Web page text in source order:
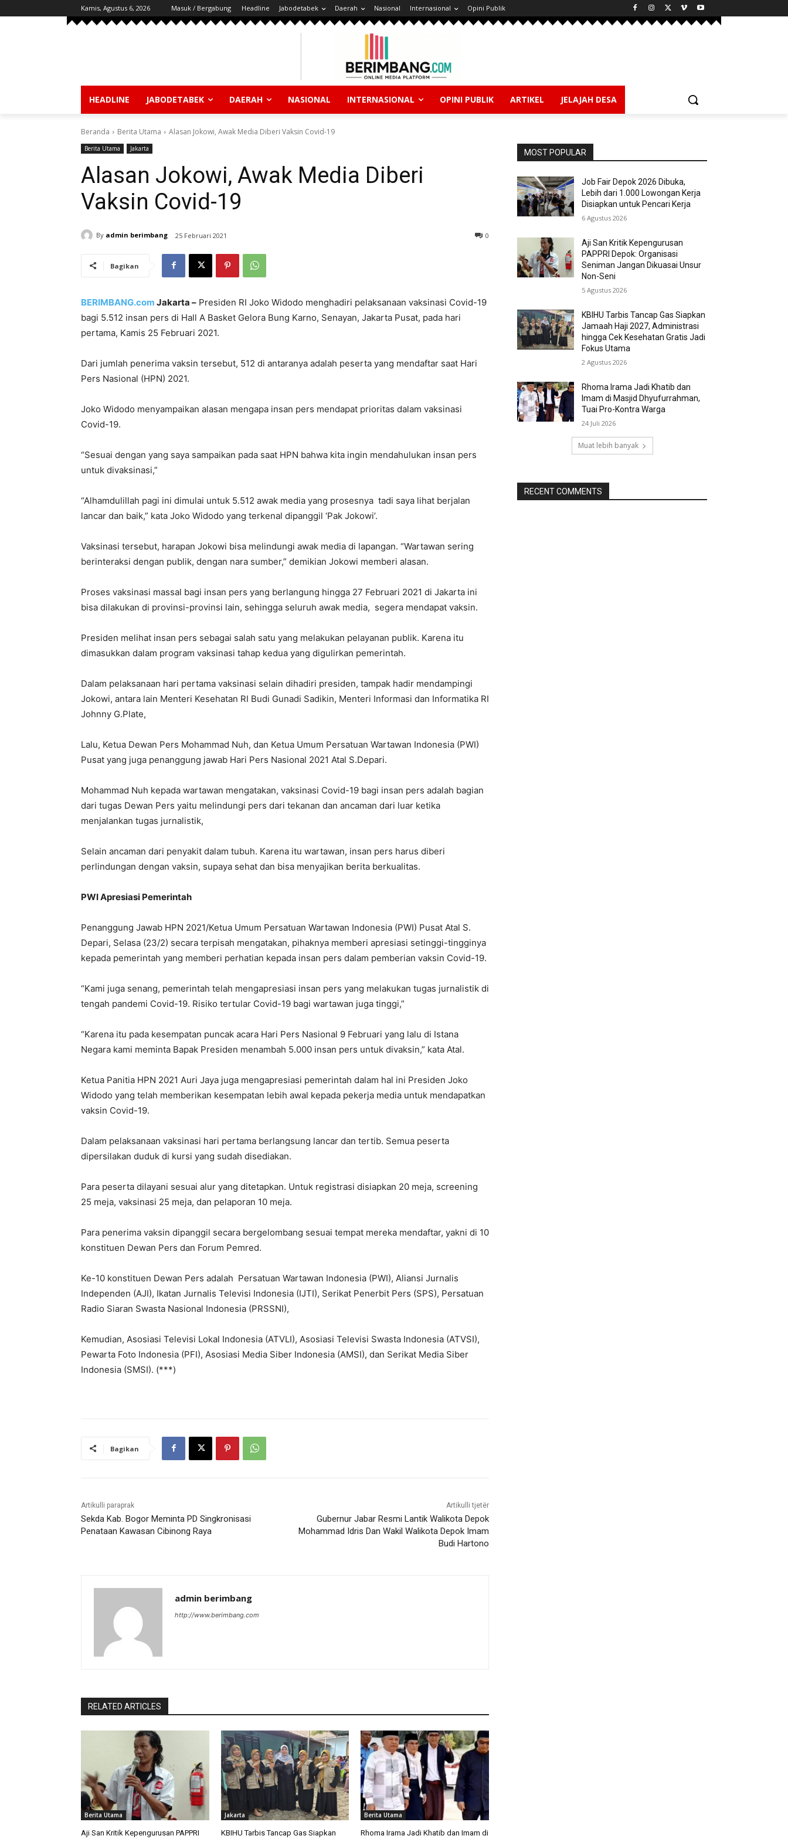
Kamis, Agustus 6, 2026 Masuk / Bergabung Headline Jabodetabek Daerah Nasional Internasional Opini Publik
HEADLINE JABODETABEK DAERAH NASIONAL INTERNASIONAL OPINI PUBLIK ARTIKEL JELAJAH DESA
Beranda Berita Utama Alasan Jokowi, Awak Media Diberi Vaksin Covid-19
Berita Utama Jakarta
Alasan Jokowi, Awak Media Diberi
Vaksin Covid-19
By admin berimbang 25 Februari 2021 0
Bagikan
BERIMBANG.com Jakarta – Presiden RI Joko Widodo menghadiri pelaksanaan vaksinasi Covid-19
bagi 5.512 insan pers di Hall A Basket Gelora Bung Karno, Senayan, Jakarta Pusat, pada hari
pertama, Kamis 25 Februari 2021.
Dari jumlah penerima vaksin tersebut, 512 di antaranya adalah peserta yang mendaftar saat Hari
Pers Nasional (HPN) 2021.
Joko Widodo menyampaikan alasan mengapa insan pers mendapat prioritas dalam vaksinasi
Covid-19.
“Sesuai dengan yang saya sampaikan pada saat HPN bahwa kita ingin mendahulukan insan pers
untuk divaksinasi,”
“Alhamdulillah pagi ini dimulai untuk 5.512 awak media yang prosesnya tadi saya lihat berjalan
lancar dan baik,” kata Joko Widodo yang terkenal dipanggil ‘Pak Jokowi’.
Vaksinasi tersebut, harapan Jokowi bisa melindungi awak media di lapangan. “Wartawan sering
berinteraksi dengan publik, dengan nara sumber,” demikian Jokowi memberi alasan.
Proses vaksinasi massal bagi insan pers yang berlangung hingga 27 Februari 2021 di Jakarta ini
bisa dilakukan di provinsi-provinsi lain, sehingga seluruh awak media, segera mendapat vaksin.
Presiden melihat insan pers sebagai salah satu yang melakukan pelayanan publik. Karena itu
dimasukkan dalam program vaksinasi tahap kedua yang digulirkan pemerintah.
Dalam pelaksanaan hari pertama vaksinasi selain dihadiri presiden, tampak hadir mendampingi
Jokowi, antara lain Menteri Kesehatan RI Budi Gunadi Sadikin, Menteri Informasi dan Informatika RI
Johnny G.Plate,
Lalu, Ketua Dewan Pers Mohammad Nuh, dan Ketua Umum Persatuan Wartawan Indonesia (PWI)
Pusat yang juga penanggung jawab Hari Pers Nasional 2021 Atal S.Depari.
Mohammad Nuh kepada wartawan mengatakan, vaksinasi Covid-19 bagi insan pers adalah bagian
dari tugas Dewan Pers yaitu melindungi pers dari tekanan dan ancaman dari luar ketika
menjalankan tugas jurnalistik,
Selain ancaman dari penyakit dalam tubuh. Karena itu wartawan, insan pers harus diberi
perlindungan dengan vaksin, supaya sehat dan bisa menyajikan berita berkualitas.
PWI Apresiasi Pemerintah
Penanggung Jawab HPN 2021/Ketua Umum Persatuan Wartawan Indonesia (PWI) Pusat Atal S.
Depari, Selasa (23/2) secara terpisah mengatakan, pihaknya memberi apresiasi setinggi-tingginya
kepada pemerintah yang memberi perhatian kepada insan pers dalam pemberian vaksin Covid-19.
“Kami juga senang, pemerintah telah mengapresiasi insan pers yang melakukan tugas jurnalistik di
tengah pandemi Covid-19. Risiko tertular Covid-19 bagi wartawan juga tinggi,”
“Karena itu pada kesempatan puncak acara Hari Pers Nasional 9 Februari yang lalu di Istana
Negara kami meminta Bapak Presiden menambah 5.000 insan pers untuk divaksin,” kata Atal.
Ketua Panitia HPN 2021 Auri Jaya juga mengapresiasi pemerintah dalam hal ini Presiden Joko
Widodo yang telah memberikan kesempatan lebih awal kepada pekerja media untuk mendapatkan
vaksin Covid-19.
Dalam pelaksanaan vaksinasi hari pertama berlangsung lancar dan tertib. Semua peserta
dipersilakan duduk di kursi yang sudah disediakan.
Para peserta dilayani sesuai alur yang ditetapkan. Untuk registrasi disiapkan 20 meja, screening
25 meja, vaksinasi 25 meja, dan pelaporan 10 meja.
Para penerima vaksin dipanggil secara bergelombang sesuai tempat mereka mendaftar, yakni di 10
konstituen Dewan Pers dan Forum Pemred.
Ke-10 konstituen Dewan Pers adalah Persatuan Wartawan Indonesia (PWI), Aliansi Jurnalis
Independen (AJI), Ikatan Jurnalis Televisi Indonesia (IJTI), Serikat Penerbit Pers (SPS), Persatuan
Radio Siaran Swasta Nasional Indonesia (PRSSNI),
Kemudian, Asosiasi Televisi Lokal Indonesia (ATVLI), Asosiasi Televisi Swasta Indonesia (ATVSI),
Pewarta Foto Indonesia (PFI), Asosiasi Media Siber Indonesia (AMSI), dan Serikat Media Siber
Indonesia (SMSI). (***)
Bagikan
Artikulli paraprak
Sekda Kab. Bogor Meminta PD Singkronisasi
Penataan Kawasan Cibinong Raya
Artikulli tjetër
Gubernur Jabar Resmi Lantik Walikota Depok
Mohammad Idris Dan Wakil Walikota Depok Imam
Budi Hartono
admin berimbang
http://www.berimbang.com
RELATED ARTICLES
Berita Utama
Aji San Kritik Kepengurusan PAPPRI
Jakarta
KBIHU Tarbis Tancap Gas Siapkan
Berita Utama
Rhoma Irama Jadi Khatib dan Imam di
MOST POPULAR
Job Fair Depok 2026 Dibuka,
Lebih dari 1.000 Lowongan Kerja
Disiapkan untuk Pencari Kerja
6 Agustus 2026
Aji San Kritik Kepengurusan
PAPPRI Depok: Organisasi
Seniman Jangan Dikuasai Unsur
Non-Seni
5 Agustus 2026
KBIHU Tarbis Tancap Gas Siapkan
Jamaah Haji 2027, Administrasi
hingga Cek Kesehatan Gratis Jadi
Fokus Utama
2 Agustus 2026
Rhoma Irama Jadi Khatib dan
Imam di Masjid Dhyufurrahman,
Tuai Pro-Kontra Warga
24 Juli 2026
Muat lebih banyak
RECENT COMMENTS